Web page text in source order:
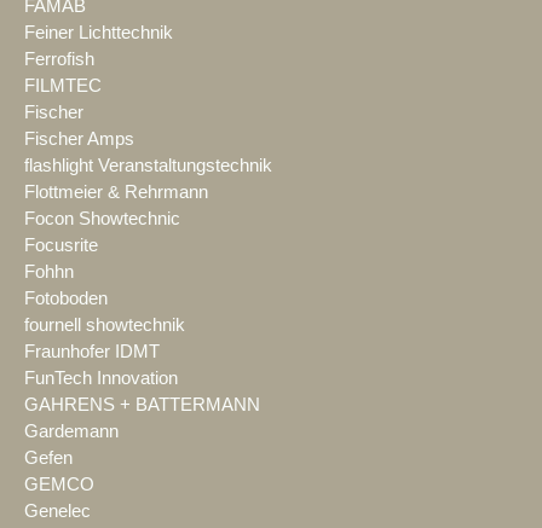
FAMAB
Feiner Lichttechnik
Ferrofish
FILMTEC
Fischer
Fischer Amps
flashlight Veranstaltungstechnik
Flottmeier & Rehrmann
Focon Showtechnic
Focusrite
Fohhn
Fotoboden
fournell showtechnik
Fraunhofer IDMT
FunTech Innovation
GAHRENS + BATTERMANN
Gardemann
Gefen
GEMCO
Genelec